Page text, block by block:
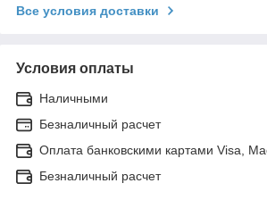
Все условия доставки
Условия оплаты
Наличными
Безналичный расчет
Оплата банковскими картами Visa,
Безналичный расчет